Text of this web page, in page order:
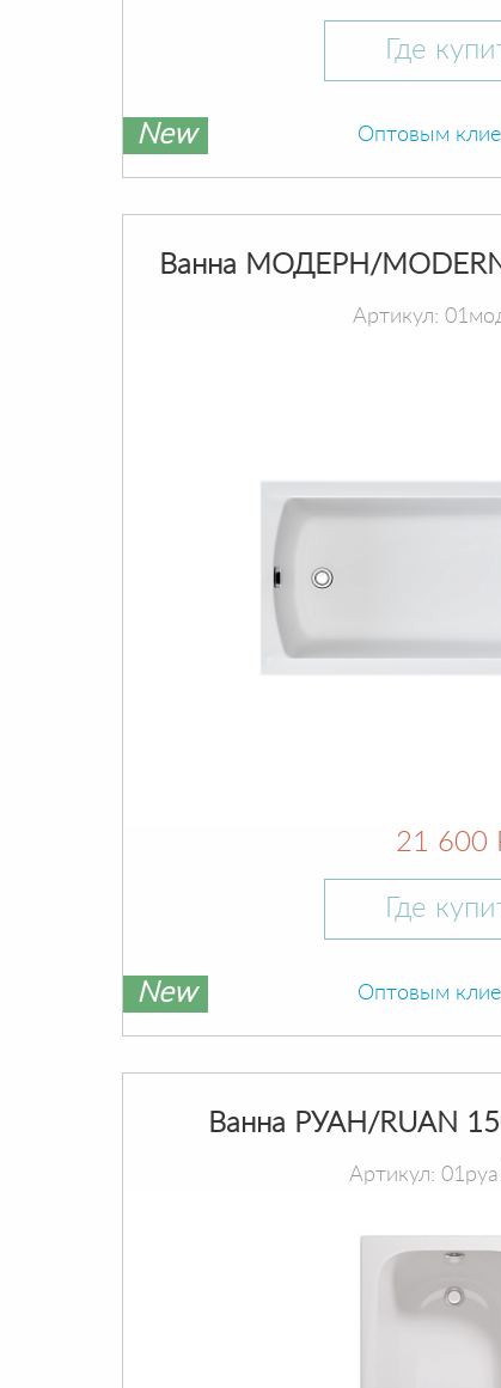
Где
New Оптовым
Ванна МОДЕРН/
Артикул:
21 600
Где
New Оптовым
Ванна РУАН/RUAN
Артикул: